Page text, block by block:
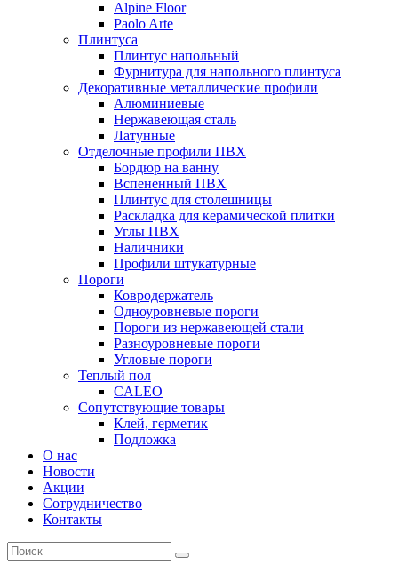
Alpine Floor
Paolo Arte
Плинтуса
Плинтус напольный
Фурнитура для напольного плинтуса
Декоративные металлические профили
Алюминиевые
Нержавеющая сталь
Латунные
Отделочные профили ПВХ
Бордюр на ванну
Вспененный ПВХ
Плинтус для столешницы
Раскладка для керамической плитки
Углы ПВХ
Наличники
Профили штукатурные
Пороги
Ковродержатель
Одноуровневые пороги
Пороги из нержавеющей стали
Разноуровневые пороги
Угловые пороги
Теплый пол
CALEO
Сопутствующие товары
Клей, герметик
Подложка
О нас
Новости
Акции
Сотрудничество
Контакты